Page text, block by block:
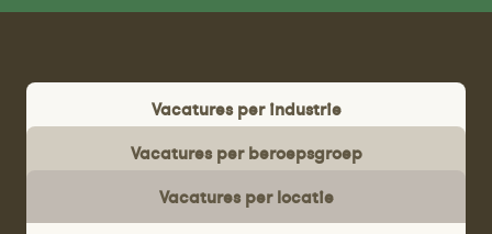
Vacatures per industrie
Vacatures per beroepsgroep
Vacatures per locatie